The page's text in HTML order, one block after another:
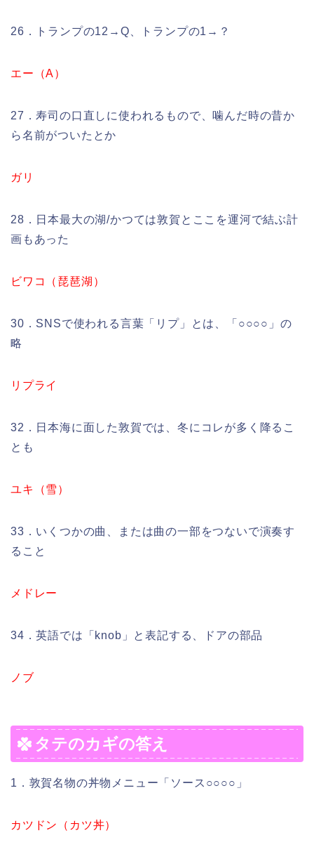
26．トランプの12→Q、トランプの1→？
エー（A）
27．寿司の口直しに使われるもので、噛んだ時の昔か
ら名前がついたとか
ガリ
28．日本最大の湖/かつては敦賀とここを運河で結ぶ計
画もあった
ビワコ（琵琶湖）
30．SNSで使われる言葉「リプ」とは、「○○○○」の
略
リプライ
32．日本海に面した敦賀では、冬にコレが多く降るこ
とも
ユキ（雪）
33．いくつかの曲、または曲の一部をつないで演奏す
ること
メドレー
34．英語では「knob」と表記する、ドアの部品
ノブ
タテのカギの答え
1．敦賀名物の丼物メニュー「ソース○○○○」
カツドン（カツ丼）